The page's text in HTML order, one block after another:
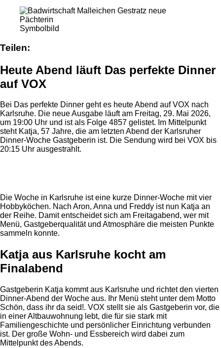
Symbolbild
Teilen:
Heute Abend läuft Das perfekte Dinner
auf VOX
Bei Das perfekte Dinner geht es heute Abend auf VOX nach
Karlsruhe. Die neue Ausgabe läuft am Freitag, 29. Mai 2026,
um 19:00 Uhr und ist als Folge 4857 gelistet. Im Mittelpunkt
steht Katja, 57 Jahre, die am letzten Abend der Karlsruher
Dinner-Woche Gastgeberin ist. Die Sendung wird bei VOX bis
20:15 Uhr ausgestrahlt.
Die Woche in Karlsruhe ist eine kurze Dinner-Woche mit vier
Hobbyköchen. Nach Aron, Anna und Freddy ist nun Katja an
der Reihe. Damit entscheidet sich am Freitagabend, wer mit
Menü, Gastgeberqualität und Atmosphäre die meisten Punkte
sammeln konnte.
Katja aus Karlsruhe kocht am
Finalabend
Gastgeberin Katja kommt aus Karlsruhe und richtet den vierten
Dinner-Abend der Woche aus. Ihr Menü steht unter dem Motto
Schön, dass ihr da seid!. VOX stellt sie als Gastgeberin vor, die
in einer Altbauwohnung lebt, die für sie stark mit
Familiengeschichte und persönlicher Einrichtung verbunden
ist. Der große Wohn- und Essbereich wird dabei zum
Mittelpunkt des Abends.